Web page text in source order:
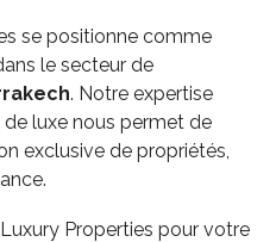
se positionne comme
le secteur de
. Notre expertise
de luxe nous permet de
exclusive de propriétés,
Properties pour votre